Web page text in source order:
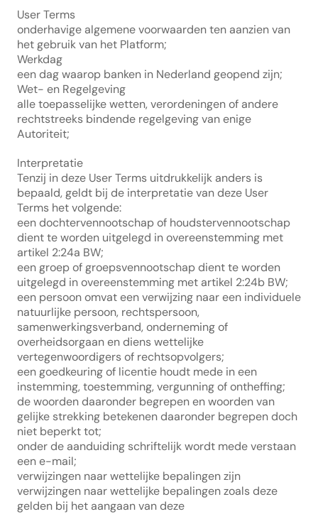
User Terms
onderhavige algemene voorwaarden ten aanzien van
het gebruik van het Platform;
Werkdag
een dag waarop banken in Nederland geopend zijn;
Wet- en Regelgeving
alle toepasselijke wetten, verordeningen of andere
rechtstreeks bindende regelgeving van enige
Autoriteit;
Interpretatie
Tenzij in deze User Terms uitdrukkelijk anders is
bepaald, geldt bij de interpretatie van deze User
Terms het volgende:
een dochtervennootschap of houdstervennootschap
dient te worden uitgelegd in overeenstemming met
artikel 2:24a BW;
een groep of groepsvennootschap dient te worden
uitgelegd in overeenstemming met artikel 2:24b BW;
een persoon omvat een verwijzing naar een individuele
natuurlijke persoon, rechtspersoon,
samenwerkingsverband, onderneming of
overheidsorgaan en diens wettelijke
vertegenwoordigers of rechtsopvolgers;
een goedkeuring of licentie houdt mede in een
instemming, toestemming, vergunning of ontheffing;
de woorden daaronder begrepen en woorden van
gelijke strekking betekenen daaronder begrepen doch
niet beperkt tot;
onder de aanduiding schriftelijk wordt mede verstaan
een e-mail;
verwijzingen naar wettelijke bepalingen zijn
verwijzingen naar wettelijke bepalingen zoals deze
gelden bij het aangaan van deze